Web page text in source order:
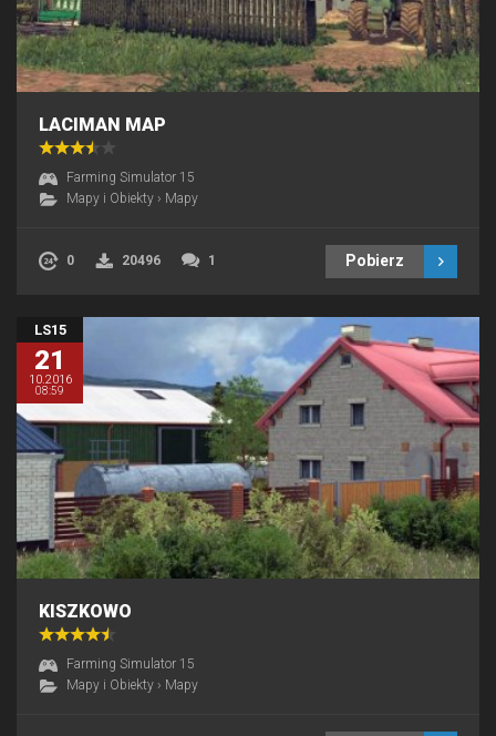
LACIMAN MAP
Farming Simulator 15
Mapy i Obiekty › Mapy
0 20496 1 Pobierz
LS15
21
10.2016
08:59
KISZKOWO
Farming Simulator 15
Mapy i Obiekty › Mapy